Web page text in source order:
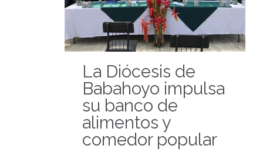
La Diócesis de
Babahoyo impulsa
su banco de
alimentos y
comedor popular